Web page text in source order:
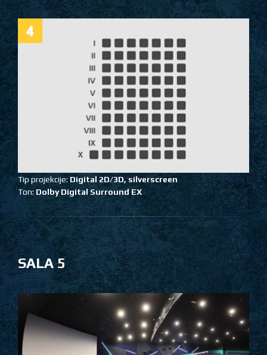
Tip projekcije:Digital 2D/3D,silverscreen
Ton:Dolby Digital Surround EX
SALA 5